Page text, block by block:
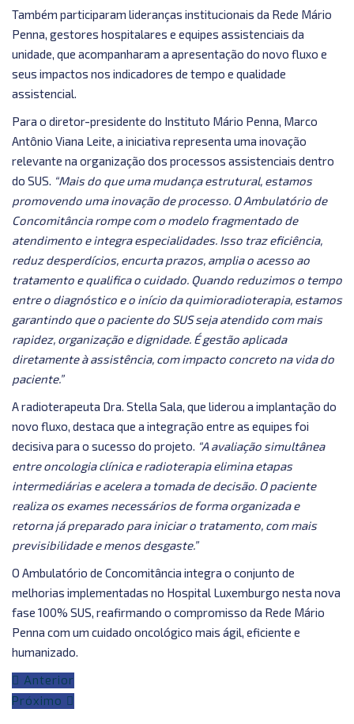
Também participaram lideranças institucionais da Rede Mário
Penna, gestores hospitalares e equipes assistenciais da
unidade, que acompanharam a apresentação do novo fluxo e
seus impactos nos indicadores de tempo e qualidade
assistencial.
Para o diretor-presidente do Instituto Mário Penna, Marco
Antônio Viana Leite, a iniciativa representa uma inovação
relevante na organização dos processos assistenciais dentro
do SUS. “Mais do que uma mudança estrutural, estamos
promovendo uma inovação de processo. O Ambulatório de
Concomitância rompe com o modelo fragmentado de
atendimento e integra especialidades. Isso traz eficiência,
reduz desperdícios, encurta prazos, amplia o acesso ao
tratamento e qualifica o cuidado. Quando reduzimos o tempo
entre o diagnóstico e o início da quimioradioterapia, estamos
garantindo que o paciente do SUS seja atendido com mais
rapidez, organização e dignidade. É gestão aplicada
diretamente à assistência, com impacto concreto na vida do
paciente.”
A radioterapeuta Dra. Stella Sala, que liderou a implantação do
novo fluxo, destaca que a integração entre as equipes foi
decisiva para o sucesso do projeto. “A avaliação simultânea
entre oncologia clínica e radioterapia elimina etapas
intermediárias e acelera a tomada de decisão. O paciente
realiza os exames necessários de forma organizada e
retorna já preparado para iniciar o tratamento, com mais
previsibilidade e menos desgaste.”
O Ambulatório de Concomitância integra o conjunto de
melhorias implementadas no Hospital Luxemburgo nesta nova
fase 100% SUS, reafirmando o compromisso da Rede Mário
Penna com um cuidado oncológico mais ágil, eficiente e
humanizado.
Anterior
Próximo